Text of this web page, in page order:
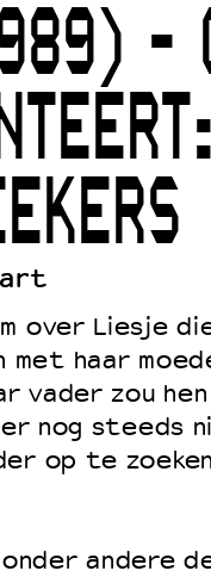
Israël
vrijheid
-
over Liesje
met haar
vader zou
nog steeds
op te
andere